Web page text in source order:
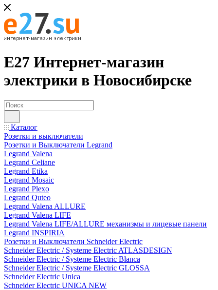
Е27 Интернет-магазин
электрики в Новосибирске
Каталог
Розетки и выключатели
Розетки и Выключатели Legrand
Legrand Valena
Legrand Celiane
Legrand Etika
Legrand Mosaic
Legrand Plexo
Legrand Quteo
Legrand Valena ALLURE
Legrand Valena LIFE
Legrand Valena LIFE/ALLURE механизмы и лицевые панели
Legrand INSPIRIA
Розетки и Выключатели Schneider Electric
Schneider Electric / Systeme Electric ATLASDESIGN
Schneider Electric / Systeme Electric Blanca
Schneider Electric / Systeme Electric GLOSSA
Schneider Electric Unica
Schneider Electric UNICA NEW